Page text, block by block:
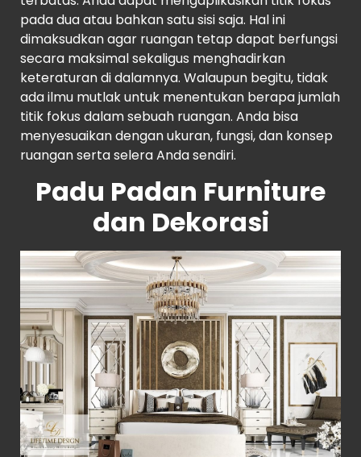
pada dua atau bahkan satu sisi saja. Hal ini
dimaksudkan agar ruangan tetap dapat berfungsi
secara maksimal sekaligus menghadirkan
keteraturan di dalamnya. Walaupun begitu, tidak
ada ilmu mutlak untuk menentukan berapa jumlah
titik fokus dalam sebuah ruangan. Anda bisa
menyesuaikan dengan ukuran, fungsi, dan konsep
ruangan serta selera Anda sendiri.
Padu Padan Furniture
dan Dekorasi